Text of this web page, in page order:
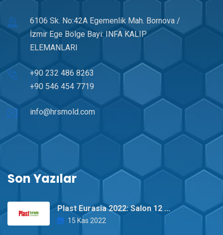
6106 Sk. No:42A Egemenlik Mah. Bornova /
İzmir Ege Bölge Bayi: INFA KALIP
ELEMANLARI
+90 232 486 8263
+90 546 454 7719
info@hrsmold.com
Son Yazılar
Plast Eurasia 2022: Salon 12 ...
15 Kas 2022